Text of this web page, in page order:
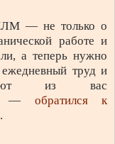
— не только о
работе и
а теперь нужно
труд и
из вас
— обратился к
.